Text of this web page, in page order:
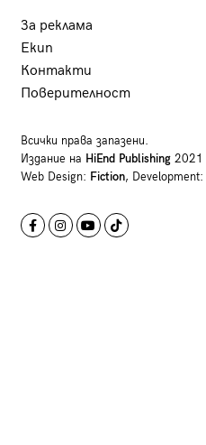
За реклама
Екип
Контакти
Поверителност
Всички права запазени.
Издание на HiEnd Publishing2021
Web Design: Fiction, Development: